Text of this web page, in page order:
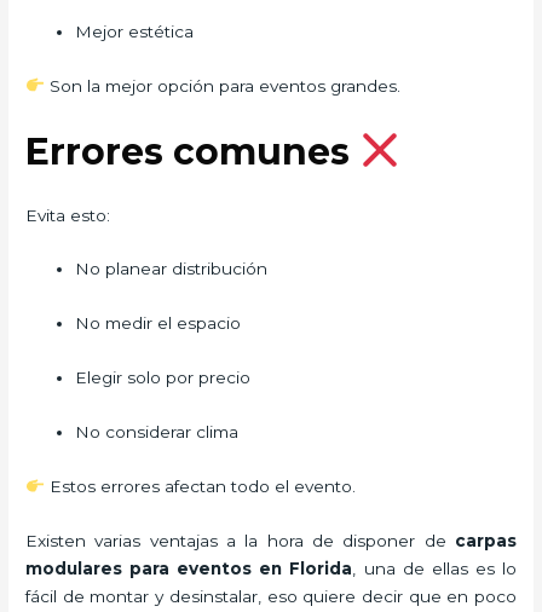
Mejor estética
Son la mejor opción para eventos grandes.
Errores comunes
Evita esto:
No planear distribución
No medir el espacio
Elegir solo por precio
No considerar clima
Estos errores afectan todo el evento.
Existen varias ventajas a la hora de disponer de carpas
modulares para eventos en Florida , una de ellas es lo
fácil de montar y desinstalar, eso quiere decir que en poco